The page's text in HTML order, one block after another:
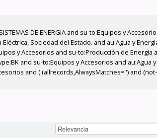
DE ENERGIA and su-to:Equipos y
Sociedad del Estado. and au:Agua y
y Accesorios and su-to:Producción de Energía
and su-to:Equipos y Accesorios and au:Agua
and ( (allrecords,AlwaysMatches='') and